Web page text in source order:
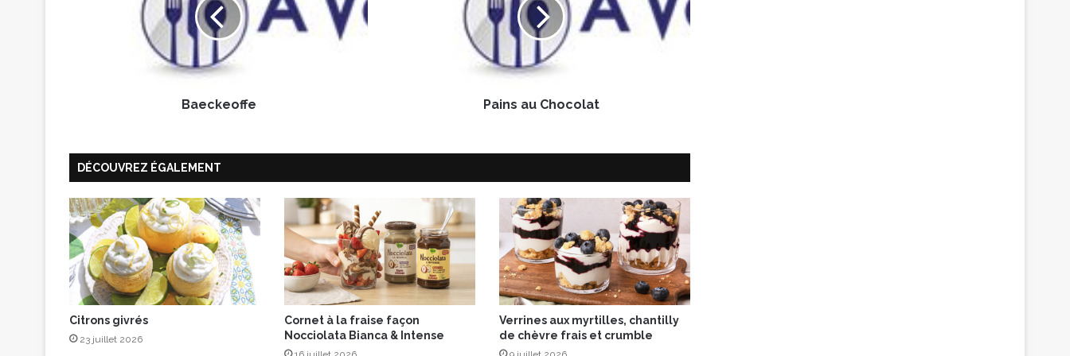
Baeckeoffe
l
Pains au Chocolat
DÉCOUVREZ ÉGALEMENT
Citrons givrés
23 juillet 2026
Cornet à la fraise façon
Nocciolata Bianca & Intense
Verrines aux myrtilles, chantilly
de chèvre frais et crumble